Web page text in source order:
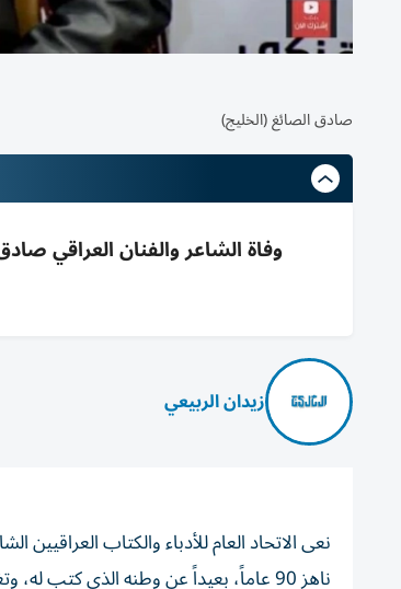
صادق الصائغ (الخليج)
زيدان الربيعي
نعى الاتحاد العام للأدباء والكتاب
ناهز 90 عاماً، بعيداً عن وطنه الذي كتب له، وتغنّى به في أعماله الأدبية.